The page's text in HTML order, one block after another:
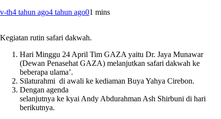
v-th4 tahun ago4 tahun ago01 mins
Kegiatan rutin safari dakwah.
Hari Minggu 24 April Tim GAZA yaitu Dr. Jaya Munawar
(Dewan Penasehat GAZA) melanjutkan safari dakwah ke
beberapa ulama’.
Silaturahmi di awali ke kediaman Buya Yahya Cirebon.
Dengan agenda
selanjutnya ke kyai Andy Abdurahman Ash Shirbuni di hari
berikutnya.